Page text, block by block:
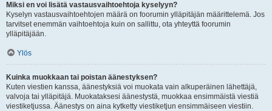
Miksi en voi lisätä vastausvaihtoehtoja kyselyyn?
Kyselyn vastausvaihtoehtojen määrä on foorumin ylläpitäjän määrittelemä. Jos
tarvitset enemmän vaihtoehtoja kuin on sallittu, ota yhteyttä foorumin
ylläpitäjään.
Ylös
Kuinka muokkaan tai poistan äänestyksen?
Kuten viestien kanssa, äänestyksiä voi muokata vain alkuperäinen lähettäjä,
valvoja tai ylläpitäjä. Muokataksesi äänestystä, muokkaa ensimmäistä viestiä
viestiketjussa. Äänestys on aina kytketty viestiketjun ensimmäiseen viestiin.